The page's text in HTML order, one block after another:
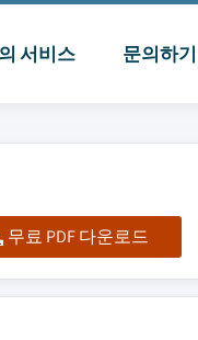
서비스 문의하기
무료 PDF 다운로드